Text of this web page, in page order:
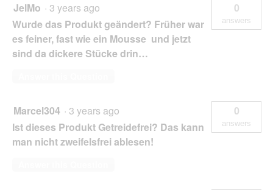
JelMo · 3 years ago
Wurde das Produkt geändert? Früher war
es feiner, fast wie ein Mousse und jetzt
sind da dickere Stücke drin…
0
answers
Marcel304 · 3 years ago
Ist dieses Produkt Getreidefrei? Das kann
man nicht zweifelsfrei ablesen!
0
answers